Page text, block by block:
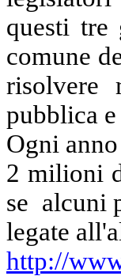
questi tre
comune
risolvere
pubblica
Ogni
2 milioni
se alcuni
legate
http://